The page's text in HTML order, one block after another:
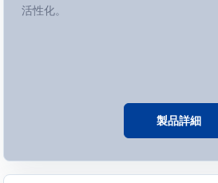
活性化。
製品詳細